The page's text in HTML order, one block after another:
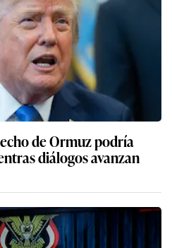
de Ormuz podría
diálogos avanzan